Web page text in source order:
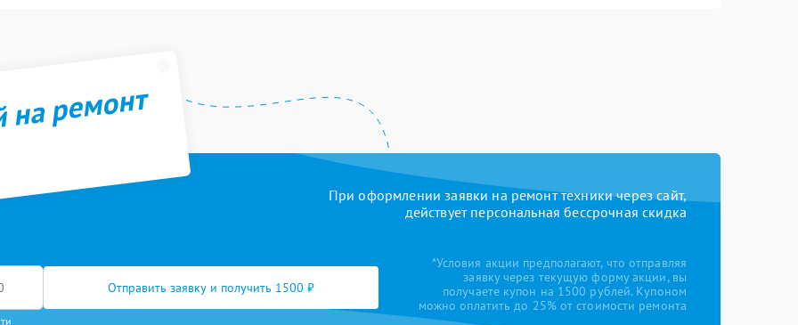
ремонт
При оформлении заявки на ремонт техники через сайт,
действует персональная бессрочная скидка
Отправить заявку и получить 1500 ₽
*Условия акции предполагают, что отправляя
заявку через текущую форму акции, вы
получаете купон на 1500 рублей. Купоном
можно оплатить до 25% от стоимости ремонта